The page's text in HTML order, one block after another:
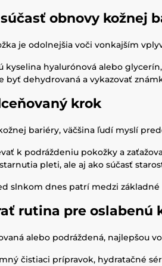
obnovy kožnej
je odolnejšia voči vonkajším
kyselina hyalurónová alebo
byť dehydrovaná a vykazovať
krok
bariéry, väčšina ľudí myslí
k podráždeniu pokožky a
pleti, ale aj ako súčasť
slnkom dnes patrí medzi
rutina pre oslabenú
alebo podráždená, najlepšou
čistiaci prípravok, hydratačné